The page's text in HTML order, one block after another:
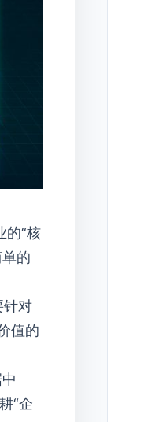
的“核
的
针对
值的
“企